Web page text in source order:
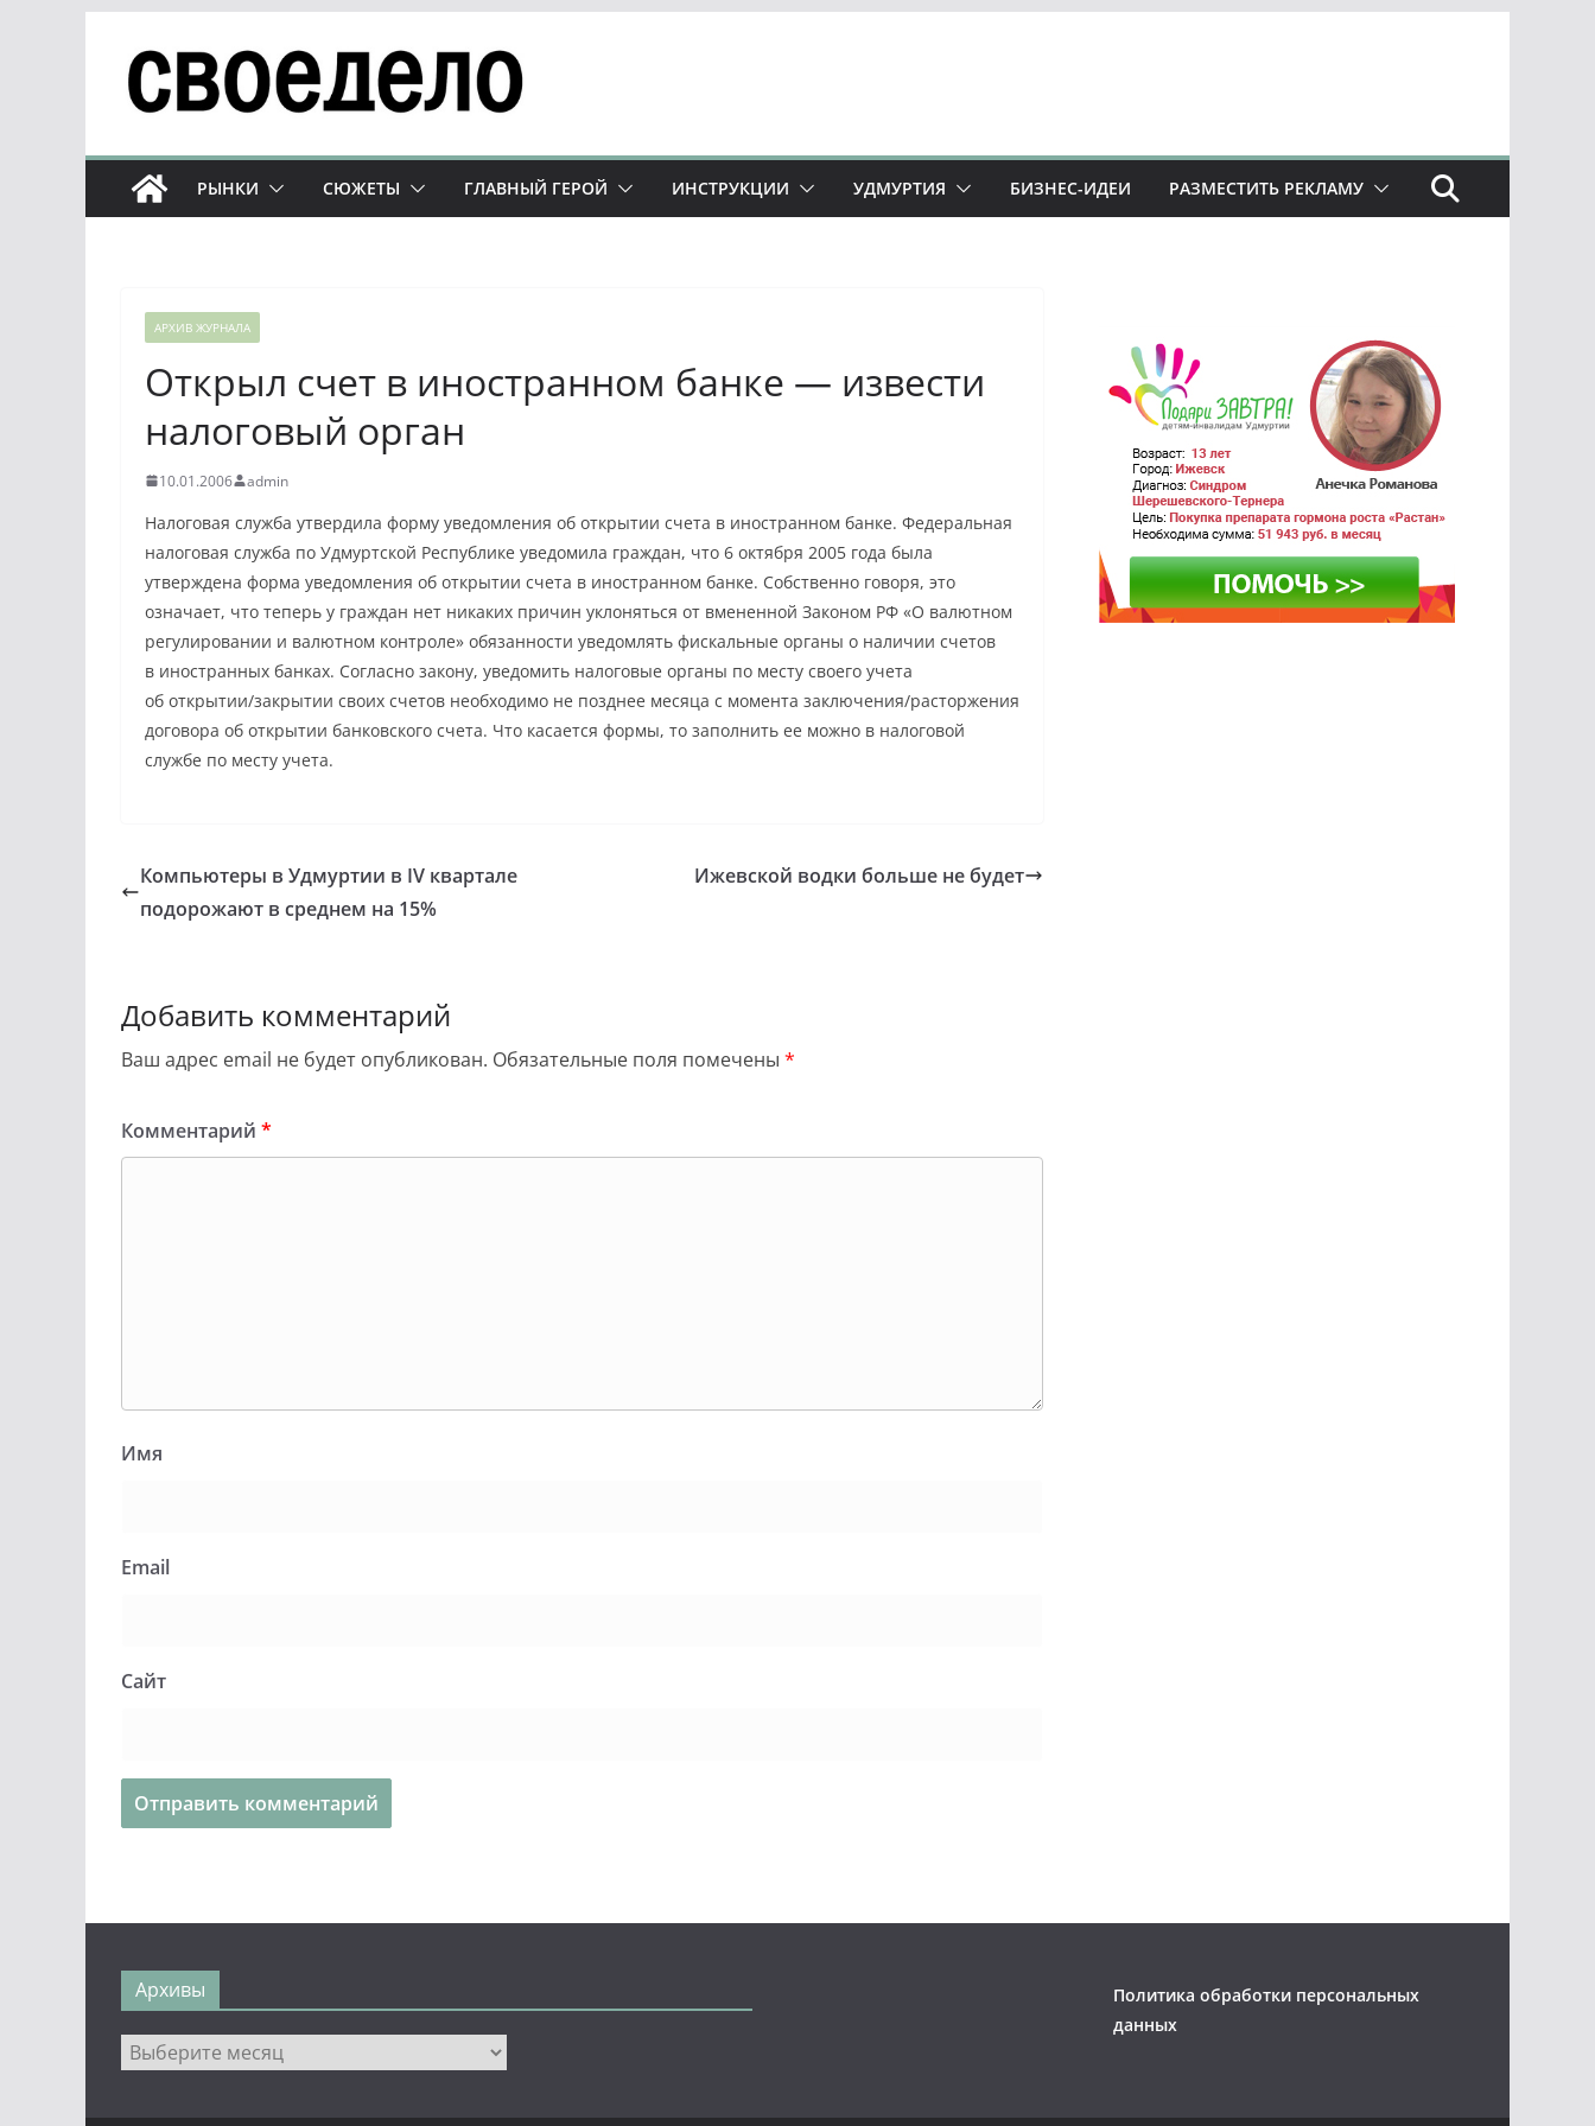
содержимому
РЫНКИ СЮЖЕТЫ ГЛАВНЫЙ ГЕРОЙ ИНСТРУКЦИИ УДМУРТИЯ БИЗНЕС-ИДЕИ РАЗМЕСТИТЬ РЕКЛАМУ
АРХИВ ЖУРНАЛА
Открыл счет в иностранном банке — извести
налоговый орган
10.01.2006 admin
Налоговая служба утвердила форму уведомления об открытии счета в иностранном банке. Федеральная
налоговая служба по Удмуртской Республике уведомила граждан, что 6 октября 2005 года была
утверждена форма уведомления об открытии счета в иностранном банке. Собственно говоря, это
означает, что теперь у граждан нет никаких причин уклоняться от вмененной Законом РФ «О валютном
регулировании и валютном контроле» обязанности уведомлять фискальные органы о наличии счетов
в иностранных банках. Согласно закону, уведомить налоговые органы по месту своего учета
об открытии/закрытии своих счетов необходимо не позднее месяца с момента заключения/расторжения
договора об открытии банковского счета. Что касается формы, то заполнить ее можно в налоговой
службе по месту учета.
Компьютеры в Удмуртии в IV квартале
подорожают в среднем на 15%
Ижевской водки больше не будет
Добавить комментарий
Ваш адрес email не будет опубликован. Обязательные поля помечены *
Комментарий *
Имя
Email
Сайт
Архивы
Архивы
Политика обработки персональных
данных